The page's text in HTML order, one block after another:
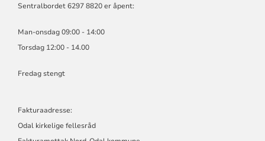
Sentralbordet 6297 8820 er åpent:
Man-onsdag 09:00 - 14:00
Torsdag 12:00 - 14.00
Fredag stengt
Fakturaadresse:
Odal kirkelige fellesråd